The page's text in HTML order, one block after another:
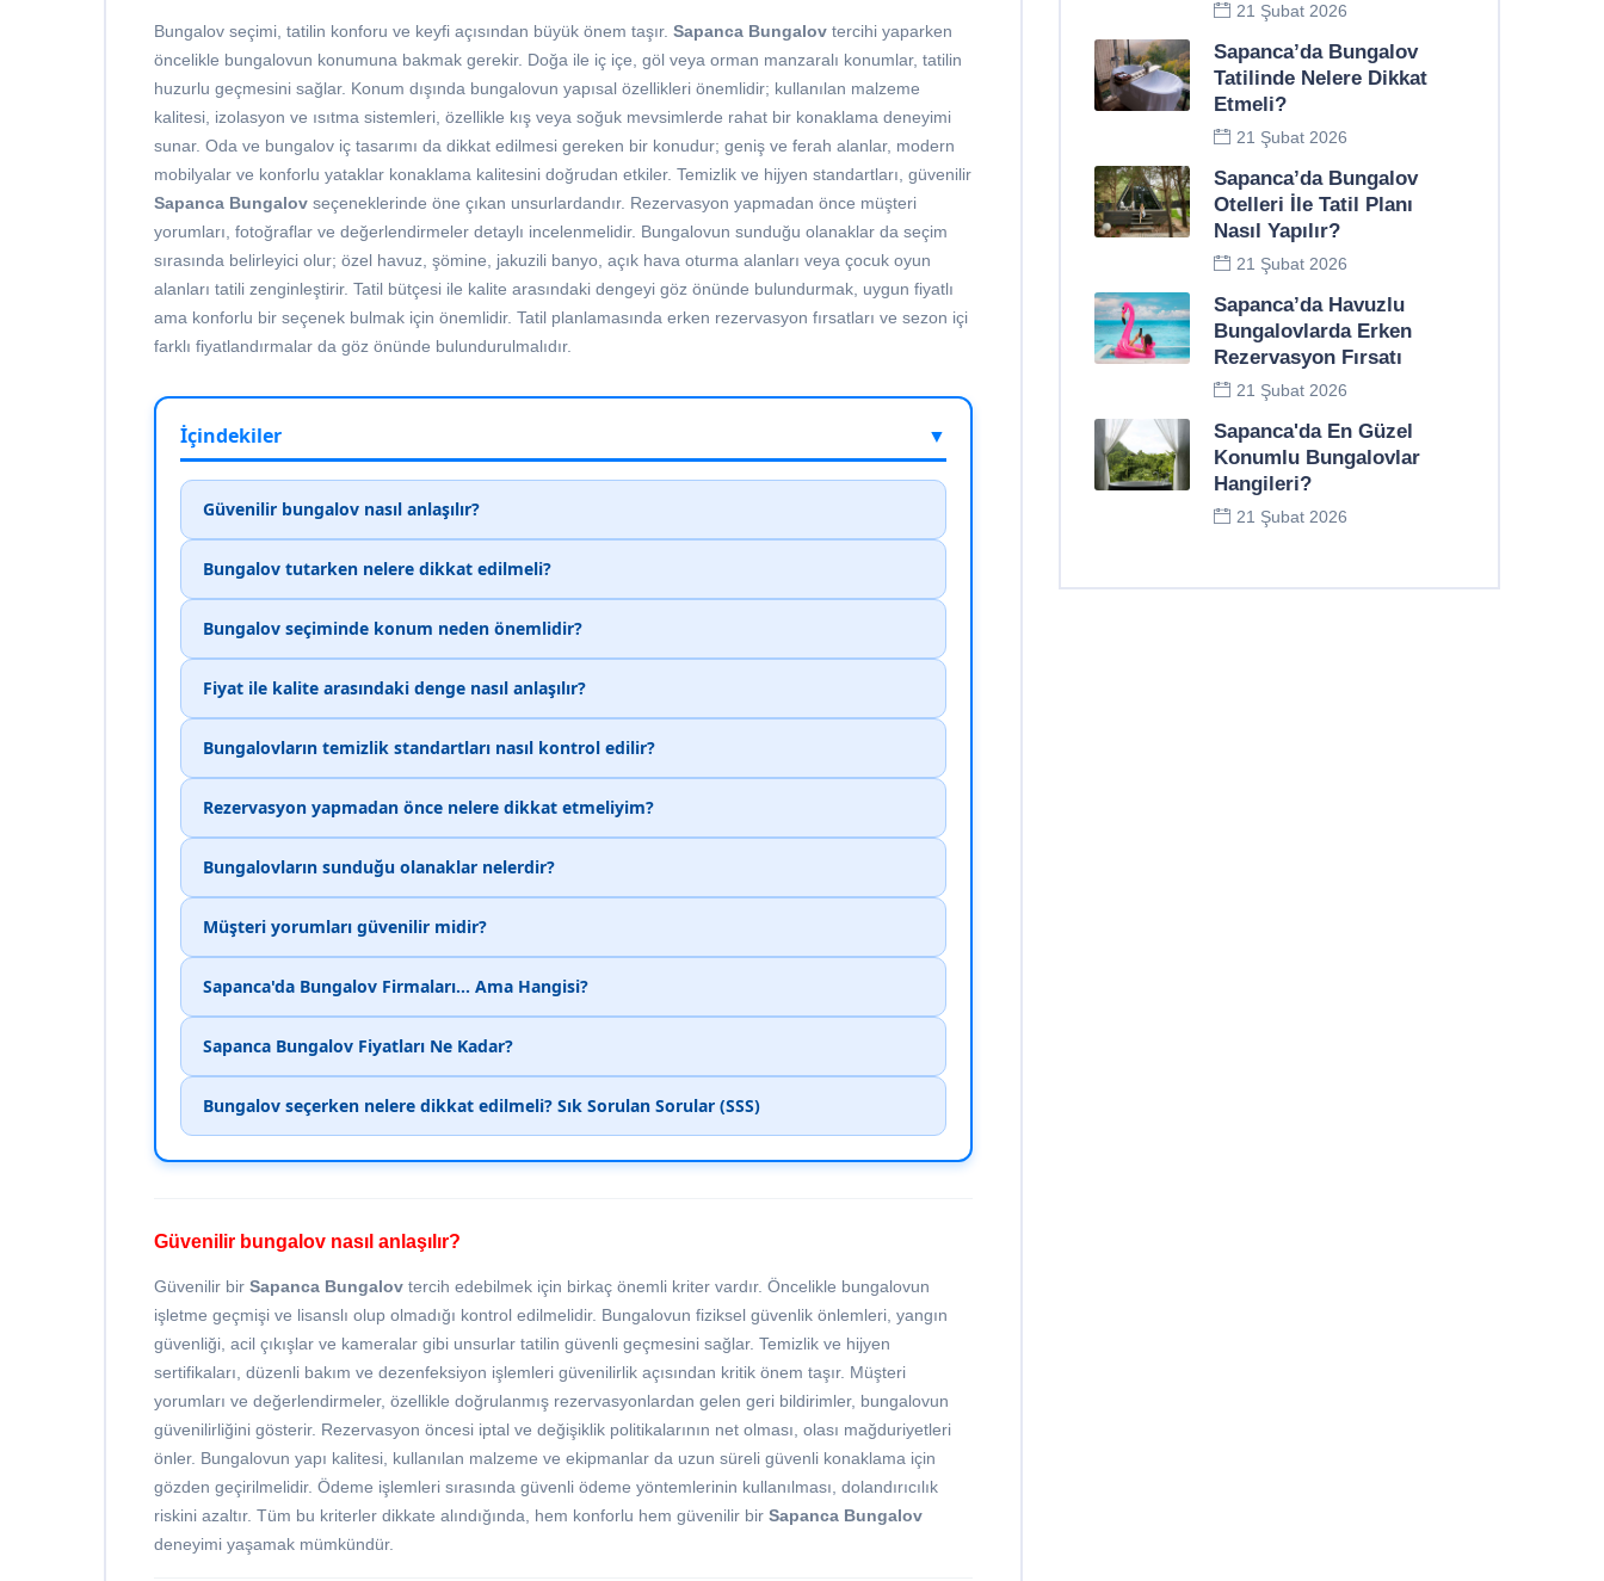
Bungalov seçimi, tatilin konforu ve keyfi açısından büyük önem taşır. Sapanca Bungalov tercihi yaparken
öncelikle bungalovun konumuna bakmak gerekir. Doğa ile iç içe, göl veya orman manzaralı konumlar, tatilin
huzurlu geçmesini sağlar. Konum dışında bungalovun yapısal özellikleri önemlidir; kullanılan malzeme
kalitesi, izolasyon ve ısıtma sistemleri, özellikle kış veya soğuk mevsimlerde rahat bir konaklama deneyimi
sunar. Oda ve bungalov iç tasarımı da dikkat edilmesi gereken bir konudur; geniş ve ferah alanlar, modern
mobilyalar ve konforlu yataklar konaklama kalitesini doğrudan etkiler. Temizlik ve hijyen standartları, güvenilir
Sapanca Bungalov seçeneklerinde öne çıkan unsurlardandır. Rezervasyon yapmadan önce müşteri
yorumları, fotoğraflar ve değerlendirmeler detaylı incelenmelidir. Bungalovun sunduğu olanaklar da seçim
sırasında belirleyici olur; özel havuz, şömine, jakuzili banyo, açık hava oturma alanları veya çocuk oyun
alanları tatili zenginleştirir. Tatil bütçesi ile kalite arasındaki dengeyi göz önünde bulundurmak, uygun fiyatlı
ama konforlu bir seçenek bulmak için önemlidir. Tatil planlamasında erken rezervasyon fırsatları ve sezon içi
farklı fiyatlandırmalar da göz önünde bulundurulmalıdır.
İçindekiler ▼
Güvenilir bungalov nasıl anlaşılır?
Bungalov tutarken nelere dikkat edilmeli?
Bungalov seçiminde konum neden önemlidir?
Fiyat ile kalite arasındaki denge nasıl anlaşılır?
Bungalovların temizlik standartları nasıl kontrol edilir?
Rezervasyon yapmadan önce nelere dikkat etmeliyim?
Bungalovların sunduğu olanaklar nelerdir?
Müşteri yorumları güvenilir midir?
Sapanca'da Bungalov Firmaları... Ama Hangisi?
Sapanca Bungalov Fiyatları Ne Kadar?
Bungalov seçerken nelere dikkat edilmeli? Sık Sorulan Sorular (SSS)
Güvenilir bungalov nasıl anlaşılır?
Güvenilir bir Sapanca Bungalov tercih edebilmek için birkaç önemli kriter vardır. Öncelikle bungalovun
işletme geçmişi ve lisanslı olup olmadığı kontrol edilmelidir. Bungalovun fiziksel güvenlik önlemleri, yangın
güvenliği, acil çıkışlar ve kameralar gibi unsurlar tatilin güvenli geçmesini sağlar. Temizlik ve hijyen
sertifikaları, düzenli bakım ve dezenfeksiyon işlemleri güvenilirlik açısından kritik önem taşır. Müşteri
yorumları ve değerlendirmeler, özellikle doğrulanmış rezervasyonlardan gelen geri bildirimler, bungalovun
güvenilirliğini gösterir. Rezervasyon öncesi iptal ve değişiklik politikalarının net olması, olası mağduriyetleri
önler. Bungalovun yapı kalitesi, kullanılan malzeme ve ekipmanlar da uzun süreli güvenli konaklama için
gözden geçirilmelidir. Ödeme işlemleri sırasında güvenli ödeme yöntemlerinin kullanılması, dolandırıcılık
riskini azaltır. Tüm bu kriterler dikkate alındığında, hem konforlu hem güvenilir bir Sapanca Bungalov
deneyimi yaşamak mümkündür.
21 Şubat 2026
Sapanca’da Bungalov
Tatilinde Nelere Dikkat
Etmeli?
21 Şubat 2026
Sapanca’da Bungalov
Otelleri İle Tatil Planı
Nasıl Yapılır?
21 Şubat 2026
Sapanca’da Havuzlu
Bungalovlarda Erken
Rezervasyon Fırsatı
21 Şubat 2026
Sapanca'da En Güzel
Konumlu Bungalovlar
Hangileri?
21 Şubat 2026